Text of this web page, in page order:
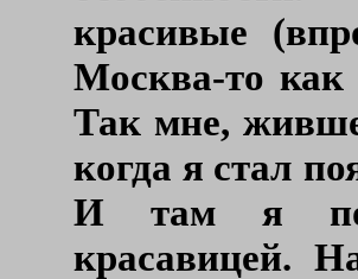
красивые
Москва-то как
Так мне,
когда я стал
И там я
красавицей.